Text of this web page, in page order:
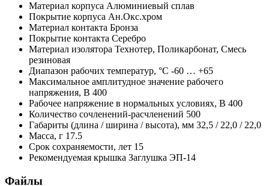
Материал корпуса Алюминиевый сплав
Покрытие корпуса Ан.Окс.хром
Материал контакта Бронза
Покрытие контакта Серебро
Материал изолятора Технотер, Поликарбонат, Смесь
резиновая
Диапазон рабочих температур, °С -60 … +65
Максимальное амплитудное значение рабочего
напряжения, В 400
Рабочее напряжение в нормальных условиях, В 400
Количество сочленений-расчленений 500
Габариты (длина / ширина / высота), мм 32,5 / 22,0 / 22,0
Масса, г 17.5
Срок сохраняемости, лет 15
Рекомендуемая крышка Заглушка ЭП-14
Файлы